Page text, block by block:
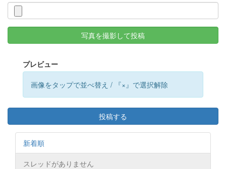
写真を撮影して投稿
プレビュー
画像をタップで並べ替え / 『×』で選択解除
投稿する
新着順
スレッドがありません